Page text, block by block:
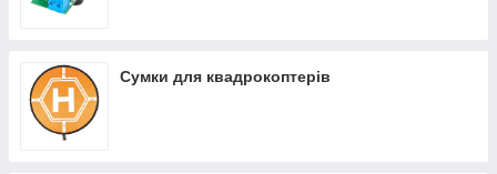
Сумки для квадрокоптерів